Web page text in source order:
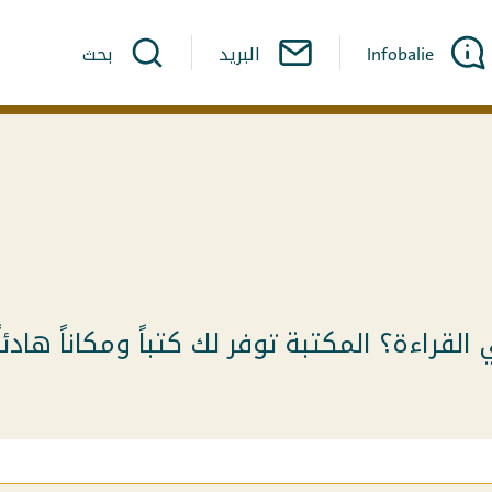
Infobalie البريد بحث
المكتبة توفر لك كتباً ومكاناً